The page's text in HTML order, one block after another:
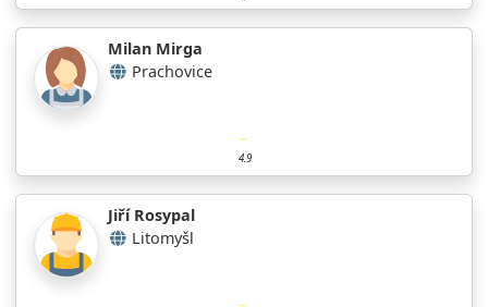
Milan Mirga
Prachovice
4.9
Jiří Rosypal
Litomyšl